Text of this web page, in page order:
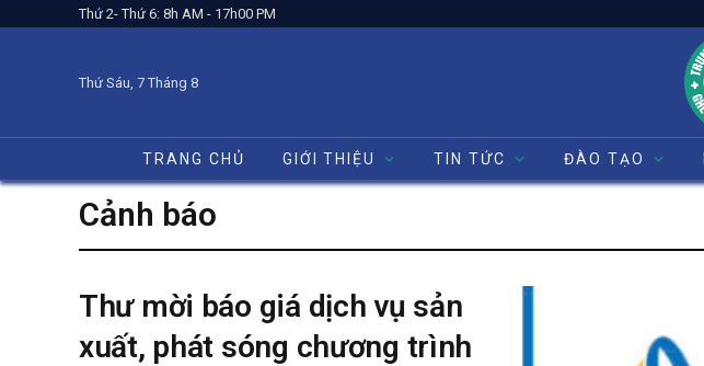
Thứ 2- Thứ 6: 8h AM - 17h00 PM
Thứ Sáu, 7 Tháng 8
TRANG CHỦ GIỚI THIỆU TIN TỨC ĐÀO TẠO
Cảnh báo
Thư mời báo giá dịch vụ sản
xuất, phát sóng chương trình